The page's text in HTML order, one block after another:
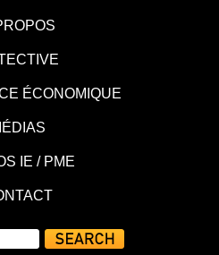
ÉCONOMIQUE
IE / PME